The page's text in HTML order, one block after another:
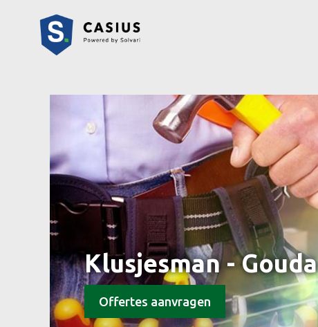
Klusjesman - Gouda
Offertes aanvragen